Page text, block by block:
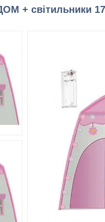
+ світильники